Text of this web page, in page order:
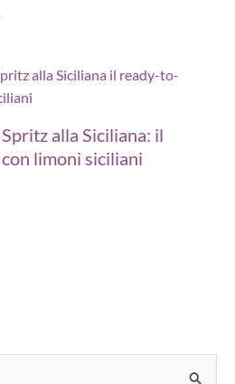
alla Siciliana: il
limoni siciliani